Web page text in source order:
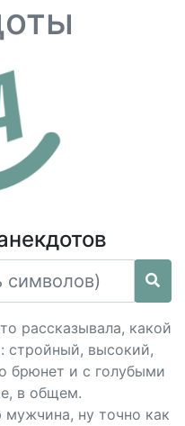
рассказывала, какой
стройный, высокий,
брюнет и с голубыми
в общем.
мужчина, ну точно как